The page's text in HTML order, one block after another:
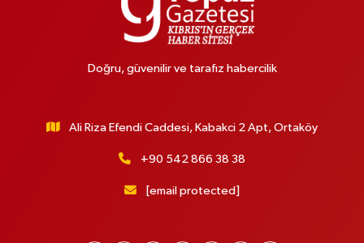
Doğru, güvenilir ve tarafız habercilik
Ali Riza Efendi Caddesi, Kabakci 2 Apt, Ortaköy
+90 542 866 38 38
[email protected]